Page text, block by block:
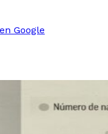
Google